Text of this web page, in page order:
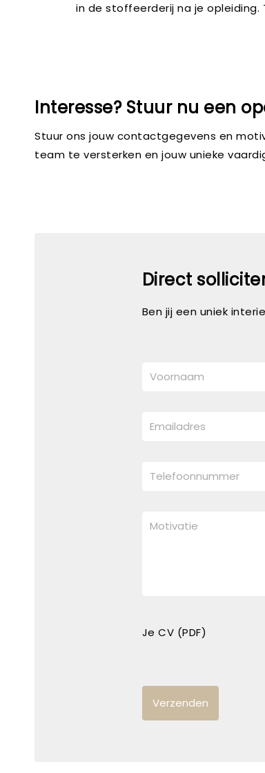
in de stoffeerderij na je
Interesse? Stuur nu een
Stuur ons jouw contactgegevens en
team te versterken en jouw unieke
Direct
Ben jij een uniek
Je CV (PDF)